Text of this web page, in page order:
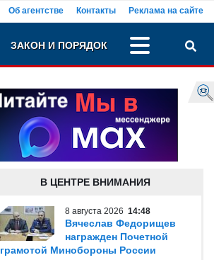
Об агентстве Контакты Реклама на сайте
ЗАКОН И ПОРЯДОК
В ЦЕНТРЕ ВНИМАНИЯ
8 августа 2026 14:48
Вячеслав Федорищев
награжден Почетной
грамотой Минобороны России